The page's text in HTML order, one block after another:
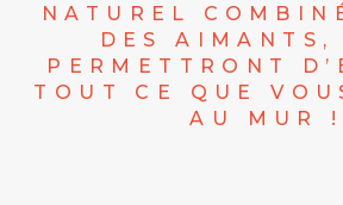
NATUREL
DES AIMANTS,
PERMETTRONT
TOUT CE QUE
AU MUR !